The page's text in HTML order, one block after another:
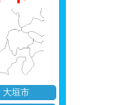
大垣市